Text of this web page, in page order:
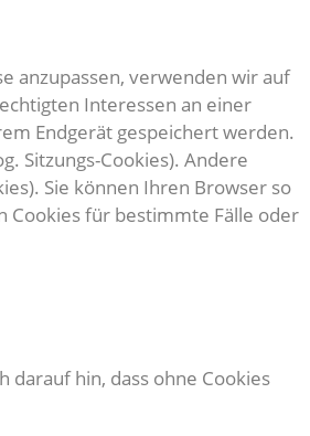
anzupassen, verwenden wir auf
Interessen an einer
Endgerät gespeichert werden.
Sitzungs-Cookies). Andere
Sie können Ihren Browser so
Cookies für bestimmte Fälle oder
hin, dass ohne Cookies